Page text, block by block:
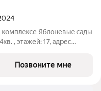
комплексе Яблоневые сады
, этажей: 17, адрес
Ломоносова, Загоровского
Позвоните мне